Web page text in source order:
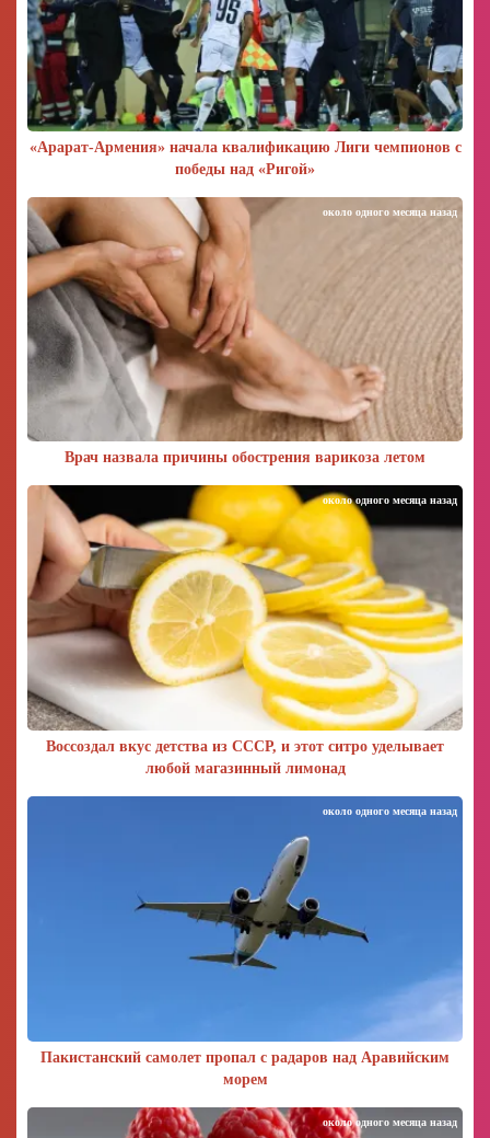
«Арарат‑Армения» начала квалификацию Лиги чемпионов с
победы над «Ригой»
Врач назвала причины обострения варикоза летом
около одного месяца назад
Воссоздал вкус детства из СССР, и этот ситро уделывает
любой магазинный лимонад
около одного месяца назад
Пакистанский самолет пропал с радаров над Аравийским
морем
около одного месяца назад
около одного месяца назад